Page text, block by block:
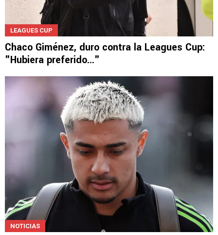
LEAGUES CUP
Chaco Giménez, duro contra la Leagues Cup:
"Hubiera preferido..."
NOTICIAS